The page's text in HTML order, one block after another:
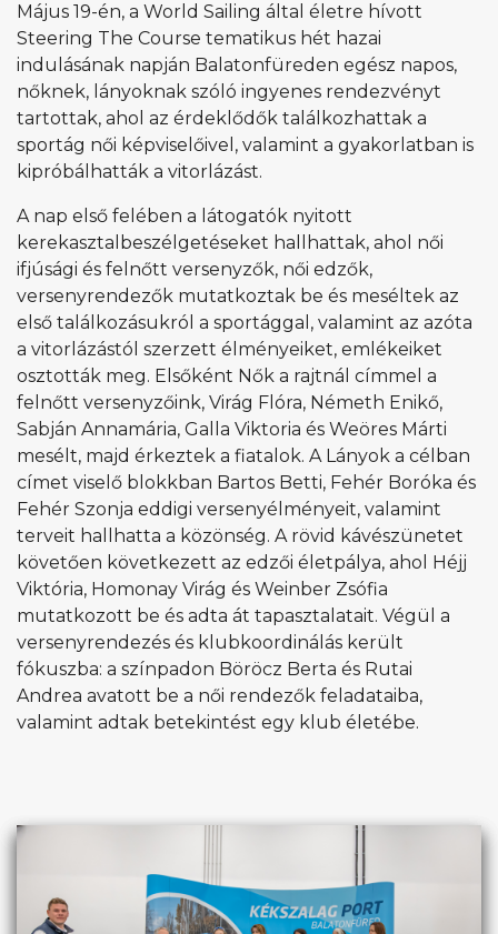
Május 19-én, a World Sailing által életre hívott
Steering The Course tematikus hét hazai
indulásának napján Balatonfüreden egész napos,
nőknek, lányoknak szóló ingyenes rendezvényt
tartottak, ahol az érdeklődők találkozhattak a
sportág női képviselőivel, valamint a gyakorlatban is
kipróbálhatták a vitorlázást.
A nap első felében a látogatók nyitott
kerekasztalbeszélgetéseket hallhattak, ahol női
ifjúsági és felnőtt versenyzők, női edzők,
versenyrendezők mutatkoztak be és meséltek az
első találkozásukról a sportággal, valamint az azóta
a vitorlázástól szerzett élményeiket, emlékeiket
osztották meg. Elsőként Nők a rajtnál címmel a
felnőtt versenyzőink, Virág Flóra, Németh Enikő,
Sabján Annamária, Galla Viktoria és Weöres Márti
mesélt, majd érkeztek a fiatalok. A Lányok a célban
címet viselő blokkban Bartos Betti, Fehér Boróka és
Fehér Szonja eddigi versenyélményeit, valamint
terveit hallhatta a közönség. A rövid kávészünetet
követően következett az edzői életpálya, ahol Héjj
Viktória, Homonay Virág és Weinber Zsófia
mutatkozott be és adta át tapasztalatait. Végül a
versenyrendezés és klubkoordinálás került
fókuszba: a színpadon Böröcz Berta és Rutai
Andrea avatott be a női rendezők feladataiba,
valamint adtak betekintést egy klub életébe.
A délutáni program nyitányaként Mohos Katalin
mutatta be a parton a Yacht 2020 vitorlást, annak
történetét és felszereléseit. Ezt követően a hölgyek
több turnusban vízre szálltak, hogy a gyakorlatban